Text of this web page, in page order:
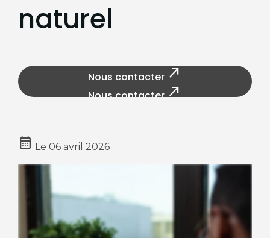
naturel
Nous contacter north_east
Nous contacternorth_east
calendar_month Le 06 avril 2026